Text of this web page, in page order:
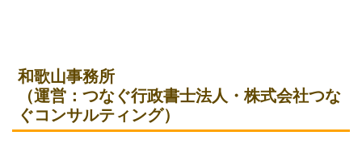
和歌山事務所
（運営：つなぐ行政書士法人・株式会社つな
ぐコンサルティング）